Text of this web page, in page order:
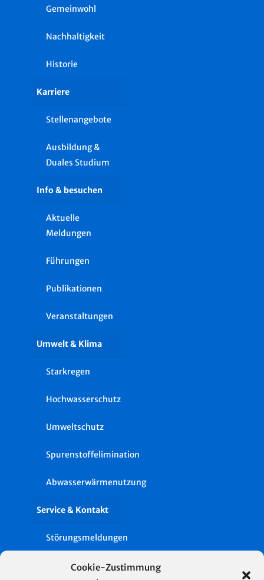
Cookie-Zustimmung
Gemeinwohl
Nachhaltigkeit
Historie
Karriere
Stellenangebote
Ausbildung &
Duales Studium
Info & besuchen
Aktuelle
Meldungen
Führungen
Publikationen
Veranstaltungen
Umwelt & Klima
Starkregen
Hochwasserschutz
Umweltschutz
Spurenstoffelimination
Abwasserwärmenutzung
Service & Kontakt
Störungsmeldungen
Entwässerungsgesuch